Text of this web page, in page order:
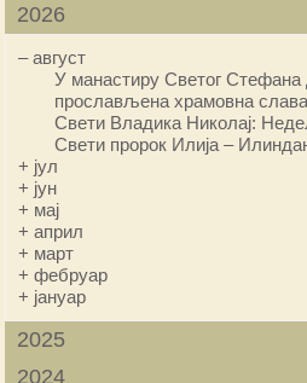
2026
–август
У манастиру Светог Стефана
прослављена храмовна слава
Свети Владика Николај:
Свети пророк Илија –
+ јул
+ јун
+ мај
+април
+ март
+фебруар
+ јануар
2025
2024